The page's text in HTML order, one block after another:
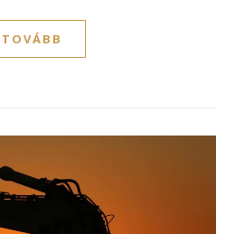
TOVÁBB